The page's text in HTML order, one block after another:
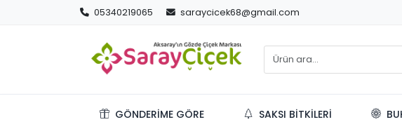
05340219065 saraycicek68@gmail.com
GÖNDERIME GÖRE SAKSI BITKILERI